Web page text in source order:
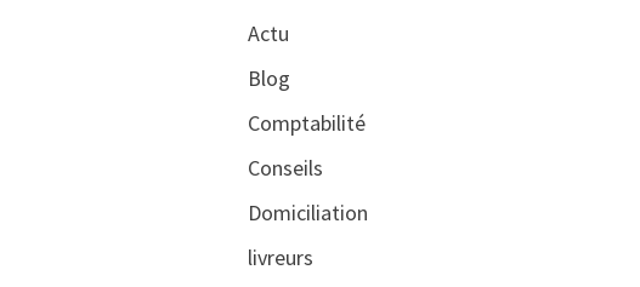
Actu
Blog
Comptabilité
Conseils
Domiciliation
livreurs